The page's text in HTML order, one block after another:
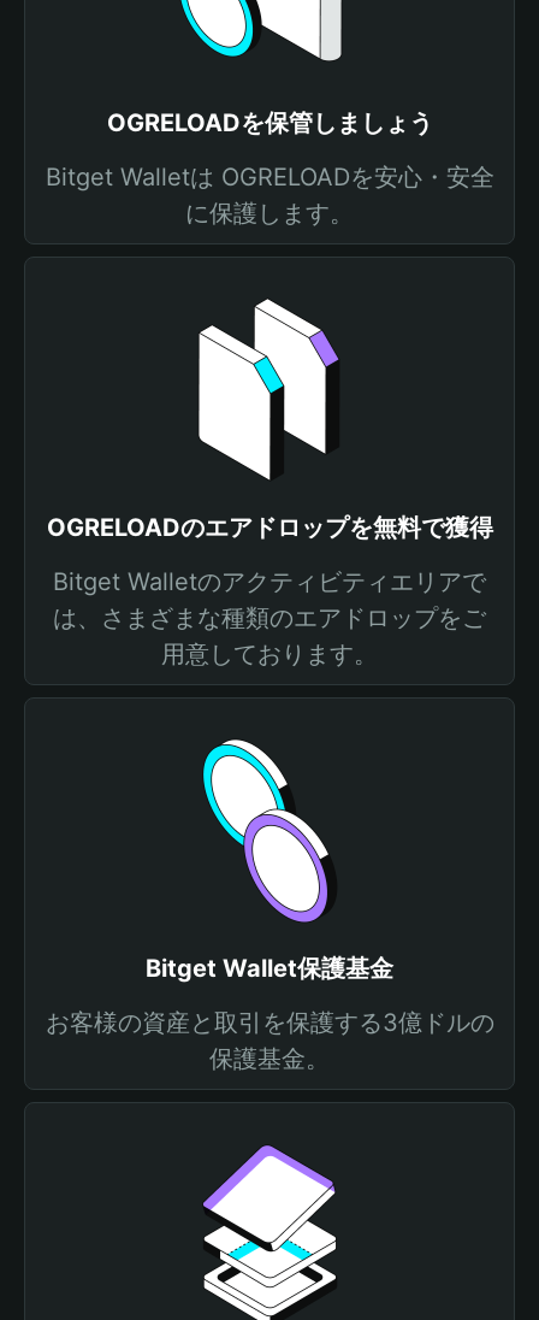
OGRELOADを保管しましょう
Bitget Walletは OGRELOADを安心・安全
に保護します。
OGRELOADのエアドロップを無料で獲得
Bitget Walletのアクティビティエリアで
は、さまざまな種類のエアドロップをご
用意しております。
Bitget Wallet保護基金
お客様の資産と取引を保護する3億ドルの
保護基金。